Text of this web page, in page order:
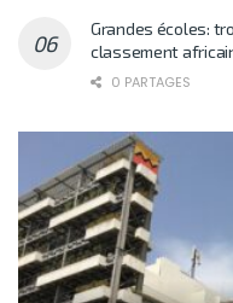
Grandes écoles:
classement
0 PARTAGES